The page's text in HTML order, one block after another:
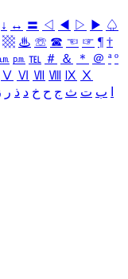
↓ ↔ 〓 ◁ ◀ ▷ ▶ ♤
▩ ♨ ☏ ☎ ☜ ☞ ¶ †
㏘ ℡ ＃ ＆ ＊ ＠ ª º
Ⅴ Ⅵ Ⅶ Ⅷ Ⅸ Ⅹ
ب ت ث ج ح خ د ذ ر